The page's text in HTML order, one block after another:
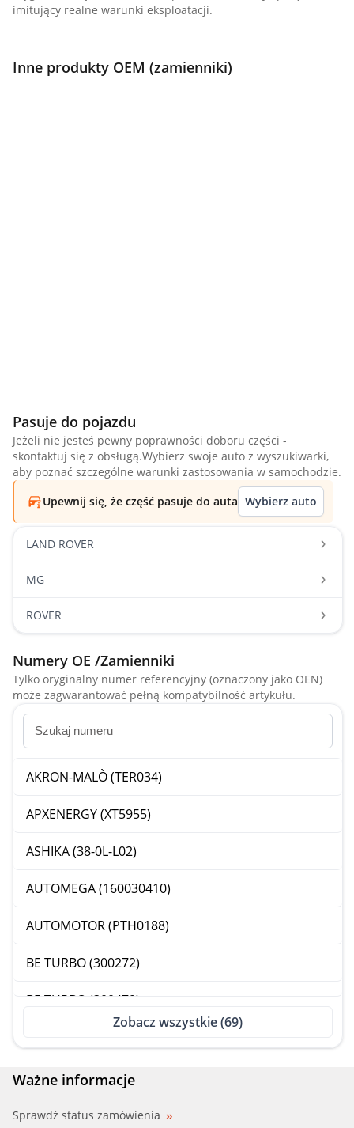
imitujący realne warunki eksploatacji.
Inne produkty OEM (zamienniki)
Pasuje do pojazdu
Jeżeli nie jesteś pewny poprawności doboru części -
skontaktuj się z obsługą.Wybierz swoje auto z wyszukiwarki,
aby poznać szczególne warunki zastosowania w samochodzie.
Upewnij się, że część pasuje do auta Wybierz auto
LAND ROVER
MG
ROVER
Numery OE /Zamienniki
Tylko oryginalny numer referencyjny (oznaczony jako OEN)
może zagwarantować pełną kompatybilność artykułu.
AKRON-MALÒ (TER034)
APXENERGY (XT5955)
ASHIKA (38-0L-L02)
AUTOMEGA (160030410)
AUTOMOTOR (PTH0188)
BE TURBO (300272)
BE TURBO (300479)
BGA (CT5544)
BORG BECK (BBT013)
Zobacz wszystkie (69)
Ważne informacje
Sprawdź status zamówienia